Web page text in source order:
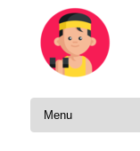
Inhalt
springen